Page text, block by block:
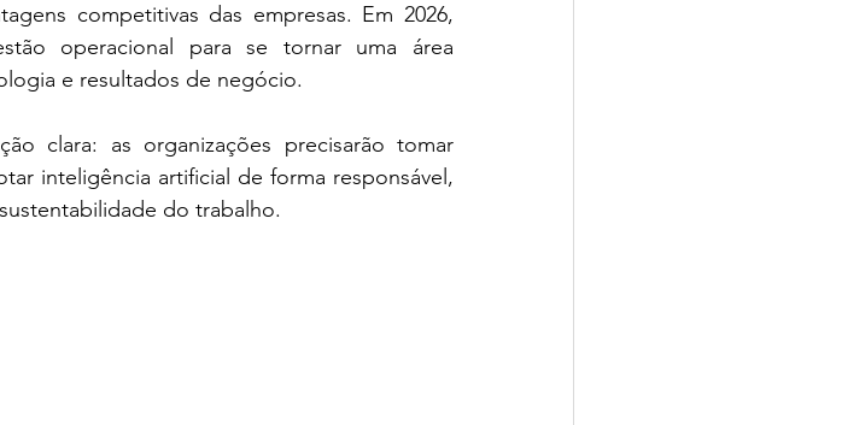
competitivas das empresas. Em 2026,
operacional para se tornar uma área
e resultados de negócio.
clara: as organizações precisarão tomar
inteligência artificial de forma responsável,
do trabalho.